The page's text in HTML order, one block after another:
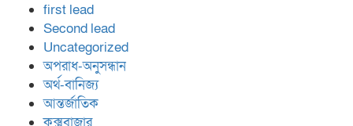
first lead
Second lead
Uncategorized
অপরাধ-অনুসন্ধান
অর্থ-বানিজ্য
আন্তর্জাতিক